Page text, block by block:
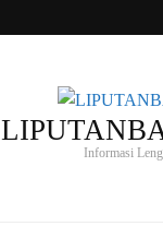
Informasi